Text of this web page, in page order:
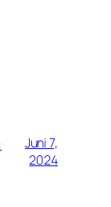
Juni 7,
2024